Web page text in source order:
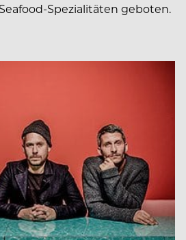
Spezialitäten geboten.